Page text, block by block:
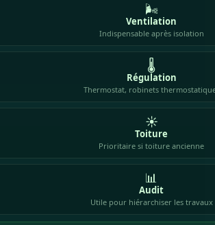
🌬️
Ventilation
Indispensable après isolation
🌡️
Régulation
Thermostat, robinets
☀️
Toiture
Prioritaire si toiture ancienne
📊
Audit
Utile pour hiérarchiser les travaux